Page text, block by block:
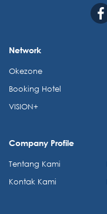
Network
Okezone
Booking Hotel
VISION+
Company Profile
Tentang Kami
Kontak Kami